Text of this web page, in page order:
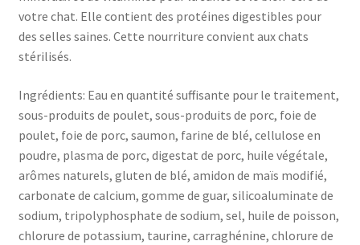
votre chat. Elle contient des protéines digestibles pour
des selles saines. Cette nourriture convient aux chats
stérilisés.
Ingrédients: Eau en quantité suffisante pour le traitement,
sous-produits de poulet, sous-produits de porc, foie de
poulet, foie de porc, saumon, farine de blé, cellulose en
poudre, plasma de porc, digestat de porc, huile végétale,
arômes naturels, gluten de blé, amidon de maïs modifié,
carbonate de calcium, gomme de guar, silicoaluminate de
sodium, tripolyphosphate de sodium, sel, huile de poisson,
chlorure de potassium, taurine, carraghénine, chlorure de